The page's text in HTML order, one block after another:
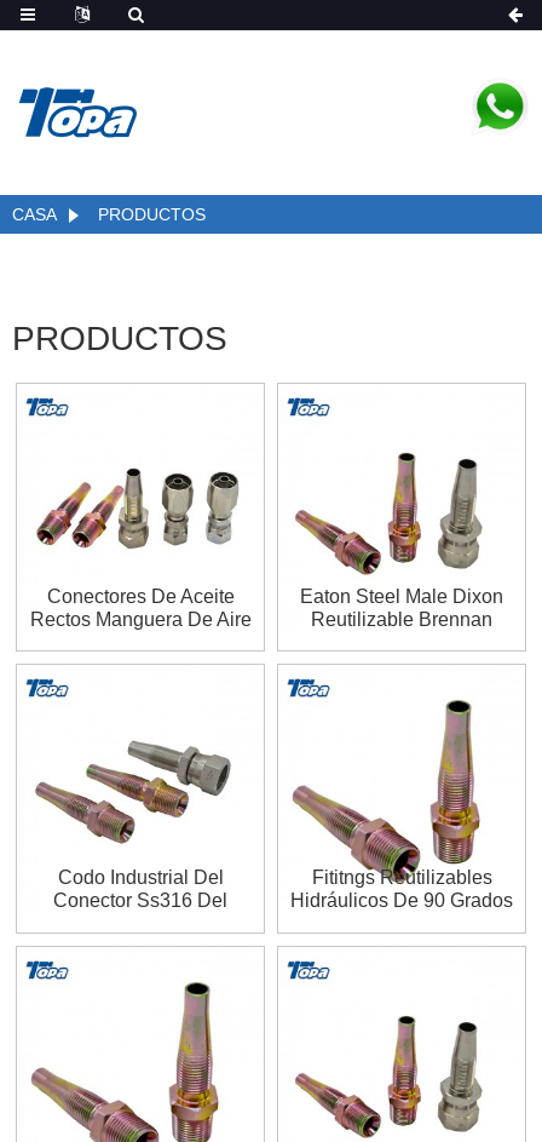
CASA PRODUCTOS
PRODUCTOS
Conectores De Aceite
Rectos Manguera De Aire
Acopladores De Accesorios
Reutilizables Proveedores
Eaton Steel Male Dixon
Reutilizable Brennan
Fititngs
Codo Industrial Del
Conector Ss316 Del
De La Manguera Del Tractor
Fititngs Reutilizables
Hidráulicos De 90 Grados